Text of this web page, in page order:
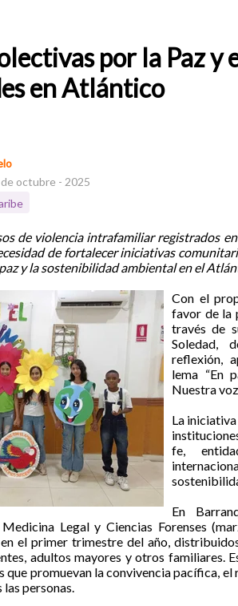
por la Paz y
en Atlántico
octubre - 2025
de violencia intrafamiliar registrados
de fortalecer iniciativas
y la sostenibilidad ambiental en el
Con el
favor de la
través de
Soledad,
reflexión,
lema “En
Nuestra
La
fe,
En
Legal y Ciencias Forenses
el primer trimestre del año,
adultos mayores y otros familiares.
promuevan la convivencia pacífica, el
personas.